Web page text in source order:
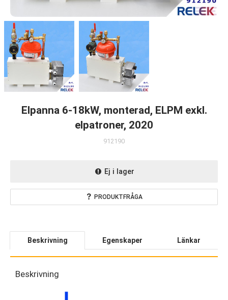
Elpanna 6-18kW, monterad, ELPM exkl.
elpatroner, 2020
912190
Ej i lager
PRODUKTFRÅGA
Beskrivning Egenskaper Länkar
Beskrivning